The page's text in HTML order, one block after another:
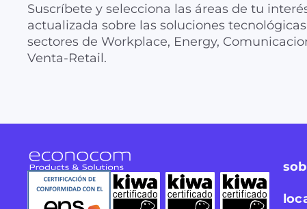
Suscríbete y selecciona las áreas de tu
actualizada sobre las soluciones
sectores de Workplace, Energy,
Venta-Retail.